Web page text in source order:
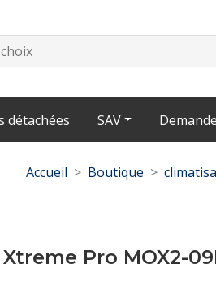
détachées SAV
Accueil Boutique
Pro MOX2-